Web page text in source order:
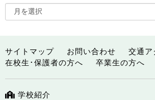
サイトマップ お問い合わせ
交通ア
在校生･保護者の方へ
卒業生の方へ
学校紹介